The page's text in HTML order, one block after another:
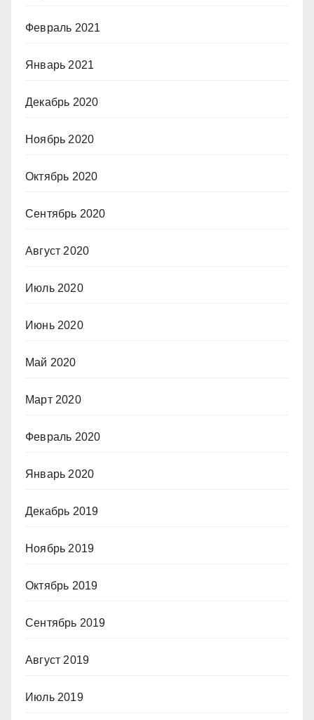
Февраль 2021
Январь 2021
Декабрь 2020
Ноябрь 2020
Октябрь 2020
Сентябрь 2020
Август 2020
Июль 2020
Июнь 2020
Май 2020
Март 2020
Февраль 2020
Январь 2020
Декабрь 2019
Ноябрь 2019
Октябрь 2019
Сентябрь 2019
Август 2019
Июль 2019